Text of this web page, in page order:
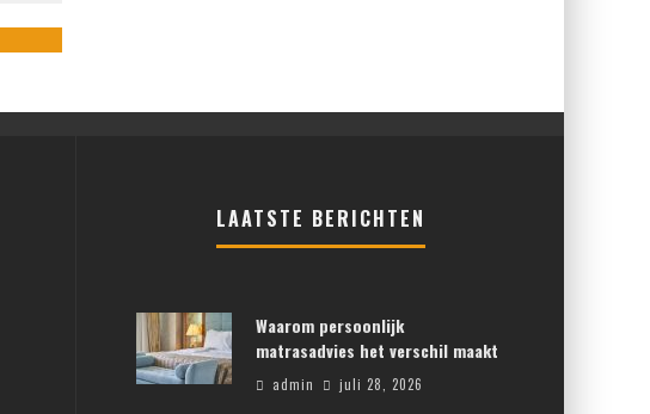
LAATSTE BERICHTEN
Waarom persoonlijk
matrasadvies het verschil maakt
admin juli 28, 2026